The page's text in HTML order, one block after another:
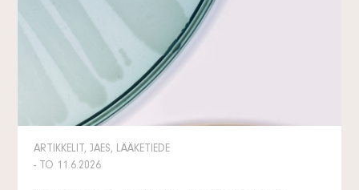
ARTIKKELIT, JAES, LÄÄKETIEDE
- TO 11.6.2026